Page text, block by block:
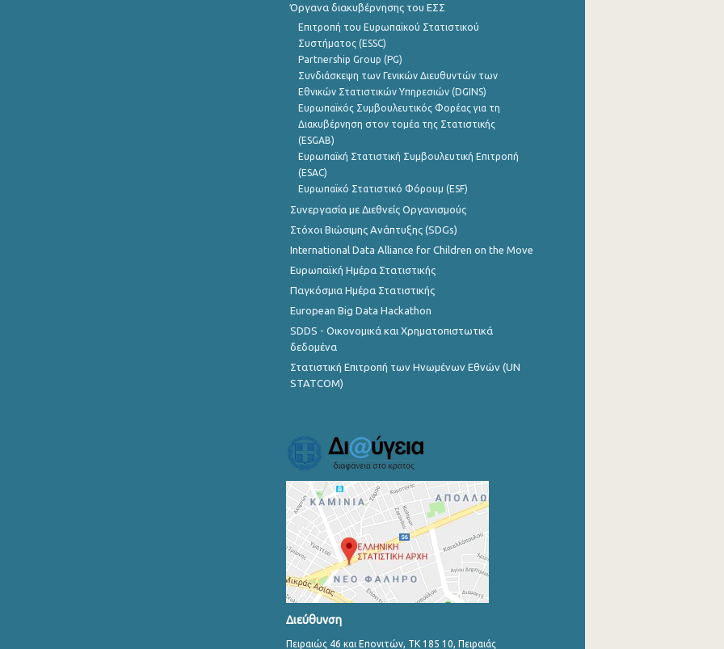
Όργανα διακυβέρνησης του ΕΣΣ
Επιτροπή του Ευρωπαϊκού Στατιστικού
Συστήματος (ESSC)
Partnership Group (PG)
Συνδιάσκεψη των Γενικών Διευθυντών των
Εθνικών Στατιστικών Υπηρεσιών (DGINS)
Ευρωπαϊκός Συμβουλευτικός Φορέας για τη
Διακυβέρνηση στον τομέα της Στατιστικής
(ESGAB)
Ευρωπαϊκή Στατιστική Συμβουλευτική Επιτροπή
(ESAC)
Ευρωπαϊκό Στατιστικό Φόρουμ (ESF)
Συνεργασία με Διεθνείς Οργανισμούς
Στόχοι Βιώσιμης Ανάπτυξης (SDGs)
International Data Alliance for Children on the Move
Ευρωπαϊκή Ημέρα Στατιστικής
Παγκόσμια Ημέρα Στατιστικής
European Big Data Hackathon
SDDS - Οικονομικά και Χρηματοπιστωτικά
δεδομένα
Στατιστική Επιτροπή των Ηνωμένων Εθνών (UN
STATCOM)
Διεύθυνση
Πειραιώς 46 και Επονιτών, ΤΚ 185 10, Πειραιάς